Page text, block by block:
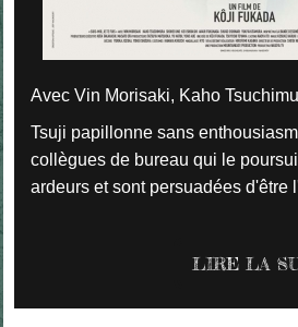
Avec Vin Morisaki, Kaho
Tsuji papillonne sans
collègues de bureau qui le
ardeurs et sont persuadées d'être
LIRE LA